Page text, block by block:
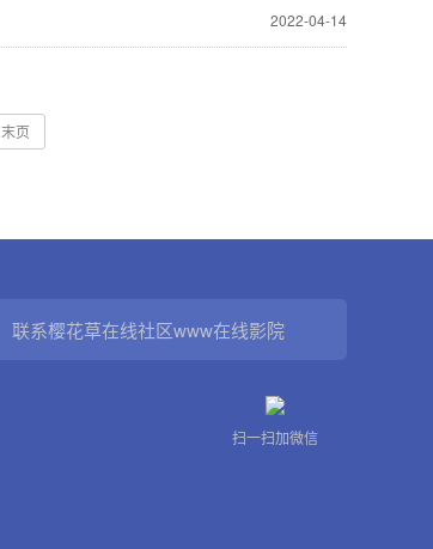
2022-04-14
末页
联系樱花草在线社区www在线影院
扫一扫加微信